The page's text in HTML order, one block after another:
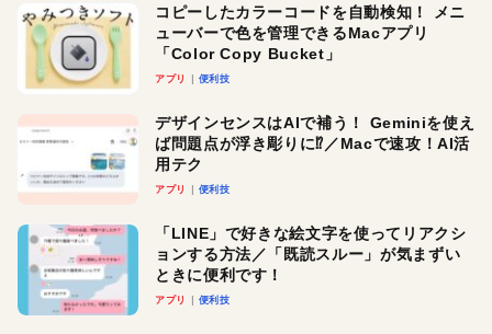
コピーしたカラーコードを自動検知！ メニ
ューバーで色を管理できるMacアプリ
「Color Copy Bucket」
アプリ 便利技
デザインセンスはAIで補う！ Geminiを使え
ば問題点が浮き彫りに⁉︎／Macで速攻！AI活
用テク
アプリ 便利技
「LINE」で好きな絵文字を使ってリアクシ
ョンする方法／「既読スルー」が気まずい
ときに便利です！
アプリ 便利技